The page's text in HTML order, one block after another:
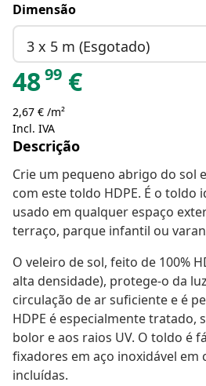
Dimensão
3 x 5 m (Esgotado)
4899 €
2,67 € /m²
Incl. IVA
Descrição
Crie um pequeno abrigo do sol
com este toldo HDPE. É o toldo
usado em qualquer espaço
terraço, parque infantil ou
O veleiro de sol, feito de 100%
alta densidade), protege-o da
circulação de ar suficiente e é
HDPE é especialmente tratado,
bolor e aos raios UV. O toldo é
fixadores em aço inoxidável em
incluídas.